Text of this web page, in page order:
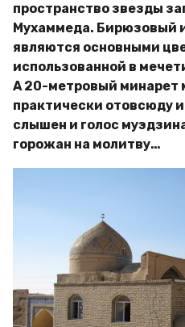
пространство звезды
Мухаммеда. Бирюзовый
являются основными
использованной в
А 20-метровый минарет
практически отовсюду
слышен и голос
горожан на молитву…